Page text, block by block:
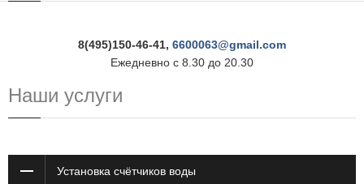
8(495)150-46-41, 6600063@gmail.com
Ежедневно с 8.30 до 20.30
Наши услуги
Установка счётчиков воды